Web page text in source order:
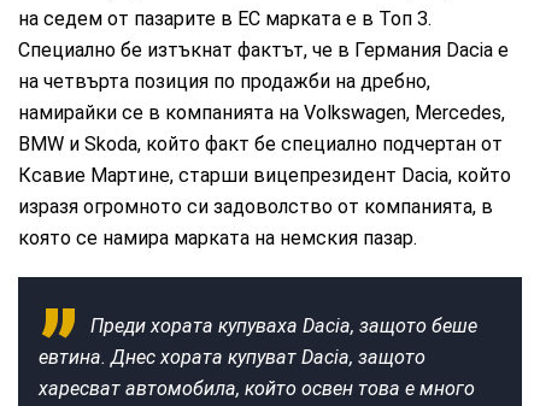
на седем от пазарите в ЕС марката е в Топ 3.
Специално бе изтъкнат фактът, че в Германия Dacia е
на четвърта позиция по продажби на дребно,
намирайки се в компанията на Volkswagen, Mercedes,
BMW и Skoda, който факт бе специално подчертан от
Ксавие Мартине, старши вицепрезидент Dacia, който
изразя огромното си задоволство от компанията, в
която се намира марката на немския пазар.
Преди хората купуваха Dacia, защото беше
евтина. Днес хората купуват Dacia, защото
харесват автомобила, който освен това е много